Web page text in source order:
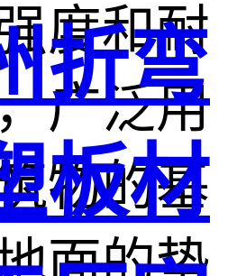
度和耐
广泛用
物的基
面的垫
折弯
板材